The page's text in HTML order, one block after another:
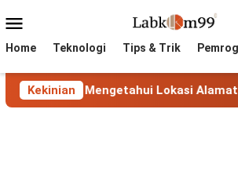
to
Menu
Home Teknologi Tips & Trik
KekinianLokasi Alamat IP